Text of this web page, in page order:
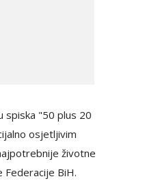
spiska "50 plus 20
osjetljivim
životne
Federacije BiH.